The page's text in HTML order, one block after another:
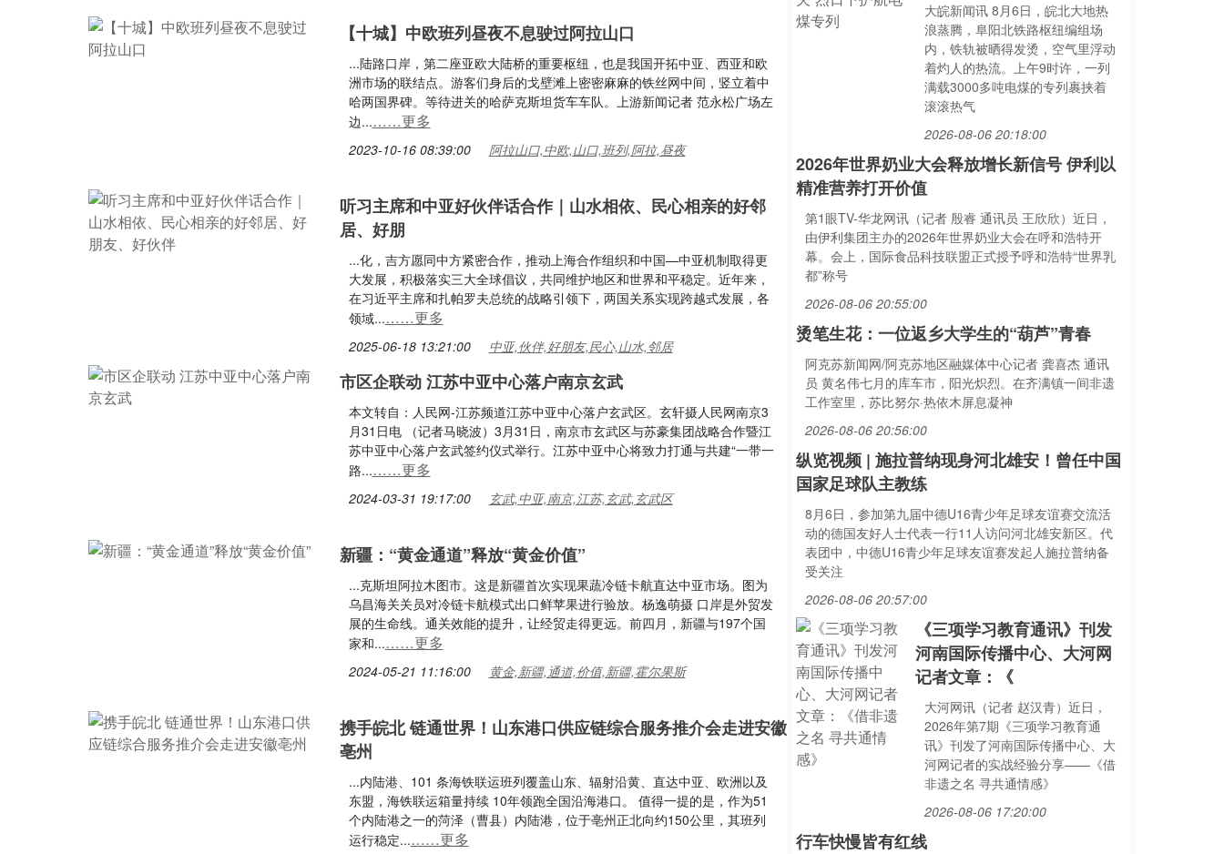
【十城】中欧班列昼夜不息驶过阿拉山口
...陆路口岸，第二座亚欧大陆桥的重要枢纽，也是我国开拓中亚、西亚和欧
洲市场的联结点。游客们身后的戈壁滩上密密麻麻的铁丝网中间，竖立着中
哈两国界碑。等待进关的哈萨克斯坦货车车队。上游新闻记者 范永松广场左
边...……更多
2023-10-16 08:39:00 阿拉山口,中欧,山口,班列,阿拉,昼夜
听习主席和中亚好伙伴话合作｜山水相依、民心相亲的好邻
居、好朋
...化，吉方愿同中方紧密合作，推动上海合作组织和中国—中亚机制取得更
大发展，积极落实三大全球倡议，共同维护地区和世界和平稳定。近年来，
在习近平主席和扎帕罗夫总统的战略引领下，两国关系实现跨越式发展，各
领域...……更多
2025-06-18 13:21:00 中亚,伙伴,好朋友,民心,山水,邻居
市区企联动 江苏中亚中心落户南京玄武
本文转自：人民网-江苏频道江苏中亚中心落户玄武区。玄轩摄人民网南京3
月31日电 （记者马晓波）3月31日，南京市玄武区与苏豪集团战略合作暨江
苏中亚中心落户玄武签约仪式举行。江苏中亚中心将致力打通与共建“一带一
路...……更多
2024-03-31 19:17:00 玄武,中亚,南京,江苏,玄武,玄武区
新疆：“黄金通道”释放“黄金价值”
...克斯坦阿拉木图市。这是新疆首次实现果蔬冷链卡航直达中亚市场。图为
乌昌海关关员对冷链卡航模式出口鲜苹果进行验放。杨逸萌摄 口岸是外贸发
展的生命线。通关效能的提升，让经贸走得更远。前四月，新疆与197个国
家和...……更多
2024-05-21 11:16:00 黄金,新疆,通道,价值,新疆,霍尔果斯
携手皖北 链通世界！山东港口供应链综合服务推介会走进安徽
亳州
...内陆港、101 条海铁联运班列覆盖山东、辐射沿黄、直达中亚、欧洲以及
东盟，海铁联运箱量持续 10年领跑全国沿海港口。 值得一提的是，作为51
个内陆港之一的菏泽（曹县）内陆港，位于亳州正北向约150公里，其班列
运行稳定...……更多
大皖新闻讯 8月6日，皖北大地热
浪蒸腾，阜阳北铁路枢纽编组场
内，铁轨被晒得发烫，空气里浮动
着灼人的热流。上午9时许，一列
满载3000多吨电煤的专列裹挟着
滚滚热气
2026-08-06 20:18:00
2026年世界奶业大会释放增长新信号 伊利以
精准营养打开价值
第1眼TV-华龙网讯（记者 殷睿 通讯员 王欣欣）近日，
由伊利集团主办的2026年世界奶业大会在呼和浩特开
幕。会上，国际食品科技联盟正式授予呼和浩特“世界乳
都”称号
2026-08-06 20:55:00
烫笔生花：一位返乡大学生的“葫芦”青春
阿克苏新闻网/阿克苏地区融媒体中心记者 龚喜杰 通讯
员 黄名伟七月的库车市，阳光炽烈。在齐满镇一间非遗
工作室里，苏比努尔·热依木屏息凝神
2026-08-06 20:56:00
纵览视频 | 施拉普纳现身河北雄安！曾任中国
国家足球队主教练
8月6日，参加第九届中德U16青少年足球友谊赛交流活
动的德国友好人士代表一行11人访问河北雄安新区。代
表团中，中德U16青少年足球友谊赛发起人施拉普纳备
受关注
2026-08-06 20:57:00
《三项学习教育通讯》刊发
河南国际传播中心、大河网
记者文章：《
大河网讯（记者 赵汉青）近日，
2026年第7期《三项学习教育通
讯》刊发了河南国际传播中心、大
河网记者的实战经验分享——《借
非遗之名 寻共通情感》
2026-08-06 17:20:00
行车快慢皆有红线